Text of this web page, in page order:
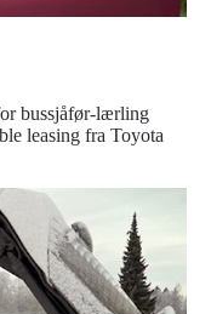
bussjåfør-lærling
leasing fra Toyota